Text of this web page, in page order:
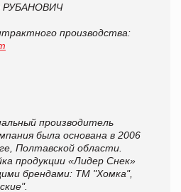
РУБАНОВИЧ
производства:
производитель
была основана в 2006
Полтавской области.
продукции «Лидер Снек»
брендами: ТМ "Хомка",